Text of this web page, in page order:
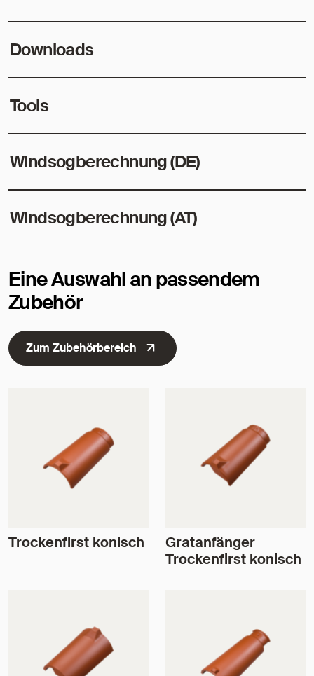
Downloads
Tools
Windsogberechnung (DE)
Windsogberechnung (AT)
Eine Auswahl an passendem
Zubehör
Zum Zubehörbereich
Trockenfirst konisch
Gratanfänger
Trockenfirst konisch